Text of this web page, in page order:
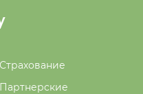
Страхование
Партнерские